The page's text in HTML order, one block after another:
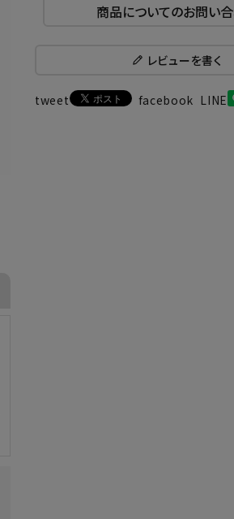
商品についてのお問い
レビューを書く
tweet facebook LINE